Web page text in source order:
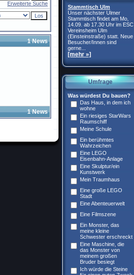
Erweiterte Suche
1 News
1 News
Stammtisch Ulm
Unser nächster Ulmer
Stammtisch findet am Mo,
14.09. ab 17.30 Uhr im ESC
Vereinsheim Ulm
(Einsteinstraße) statt. Neue
Besucher/Innen sind
gerne...
[mehr »]
Umfrage
Was würdest Du bauen?
Das Haus, in dem ich
wohne
Ein riesiges StarWars
Raumschiff
Meine Schule
Ein berühmtes
Wahrzeichen
Eine LEGO
Eisenbahn-Anlage
Eine Skulptur/ein
Kunstwerk
Mein Traumhaus
Eine große LEGO
Stadt
Eine Abenteuerwelt
Eine Filmszene
Ein Monster, das
meine kleine
Schwester erschreckt
Eine Maschine, die
das Monster von
meinem großen
Bruder besiegt
Ich würde die Steine